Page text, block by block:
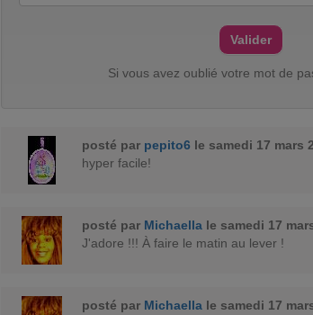
Si vous avez oublié votre mot de
posté par pepito6 le samedi 17 mars
hyper facile!
posté par Michaella le samedi 17
J'adore !!! À faire le matin au lever !
posté par Michaella le samedi 17